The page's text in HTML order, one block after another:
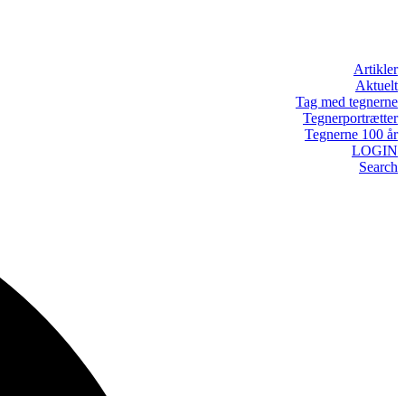
Artikler
Aktuelt
Tag med tegnerne
Tegnerportrætter
Tegnerne 100 år
LOGIN
Search